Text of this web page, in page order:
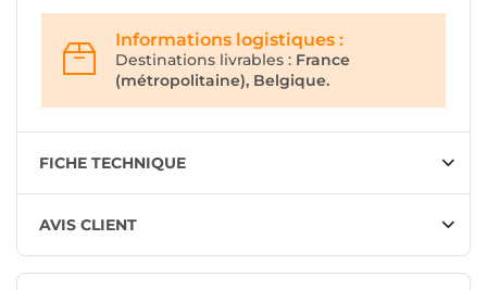
Informations logistiques :
Destinations livrables : France
(métropolitaine), Belgique.
FICHE TECHNIQUE
AVIS CLIENT